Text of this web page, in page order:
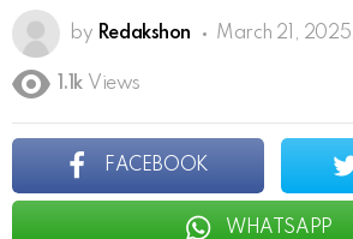
by Redakshon March 21,
1.1k Views
FACEBOOK
WHATSAPP